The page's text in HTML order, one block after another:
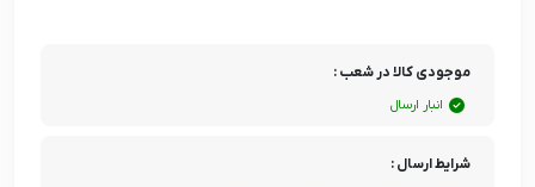
موجودی کالا در شعب :
انبار ارسال
شرایط ارسال :